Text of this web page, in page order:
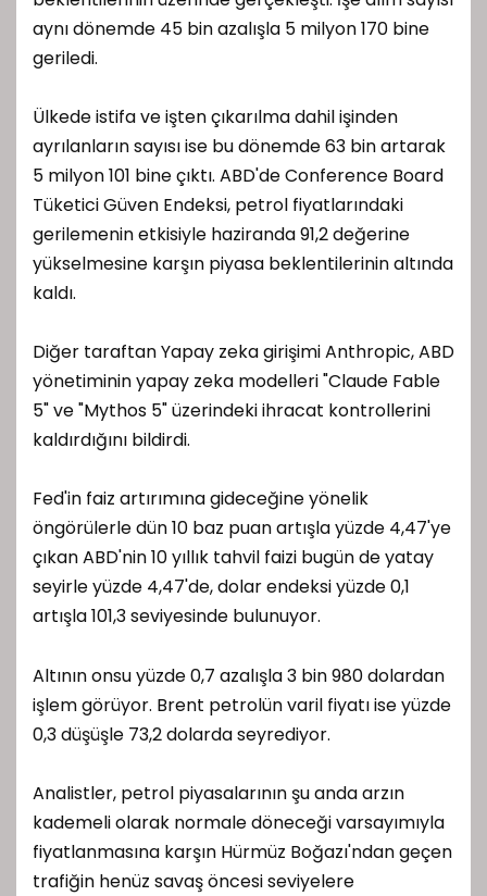
aynı dönemde 45 bin azalışla 5 milyon 170 bine
geriledi.
Ülkede istifa ve işten çıkarılma dahil işinden
ayrılanların sayısı ise bu dönemde 63 bin artarak
5 milyon 101 bine çıktı. ABD'de Conference Board
Tüketici Güven Endeksi, petrol fiyatlarındaki
gerilemenin etkisiyle haziranda 91,2 değerine
yükselmesine karşın piyasa beklentilerinin altında
kaldı.
Diğer taraftan Yapay zeka girişimi Anthropic, ABD
yönetiminin yapay zeka modelleri "Claude Fable
5" ve "Mythos 5" üzerindeki ihracat kontrollerini
kaldırdığını bildirdi.
Fed'in faiz artırımına gideceğine yönelik
öngörülerle dün 10 baz puan artışla yüzde 4,47'ye
çıkan ABD'nin 10 yıllık tahvil faizi bugün de yatay
seyirle yüzde 4,47'de, dolar endeksi yüzde 0,1
artışla 101,3 seviyesinde bulunuyor.
Altının onsu yüzde 0,7 azalışla 3 bin 980 dolardan
işlem görüyor. Brent petrolün varil fiyatı ise yüzde
0,3 düşüşle 73,2 dolarda seyrediyor.
Analistler, petrol piyasalarının şu anda arzın
kademeli olarak normale döneceği varsayımıyla
fiyatlanmasına karşın Hürmüz Boğazı'ndan geçen
trafiğin henüz savaş öncesi seviyelere